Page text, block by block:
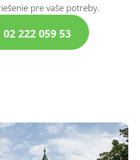
pre vaše potreby.
02 222 059 53